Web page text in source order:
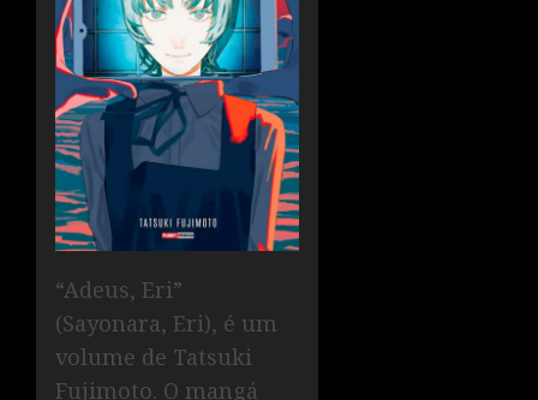
“Adeus, Eri”
(Sayonara, Eri), é um
volume de Tatsuki
Fujimoto. O mangá